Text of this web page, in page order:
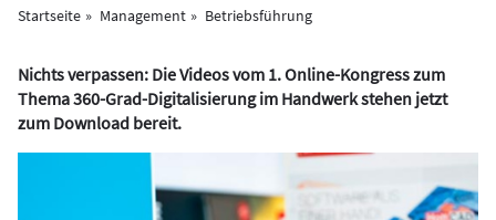
Startseite Management Betriebsführung
Nichts verpassen: Die Videos vom 1. Online-Kongress zum
Thema 360-Grad-Digitalisierung im Handwerk stehen jetzt
zum Download bereit.